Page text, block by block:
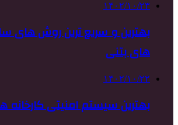
۱۴۰۲/۱۰/۲۳
بهترین و سریع ترین روش های
های بتنی
۱۴۰۲/۱۰/۲۲
بهترین سیستم امنیتی